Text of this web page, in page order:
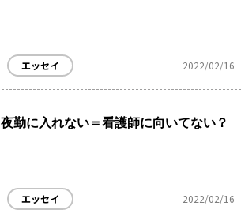
エッセイ 2022/02/16
夜勤に入れない＝看護師に向いてない？
エッセイ 2022/02/16